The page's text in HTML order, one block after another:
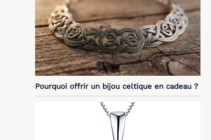
Pourquoi offrir un bijou celtique en cadeau ?